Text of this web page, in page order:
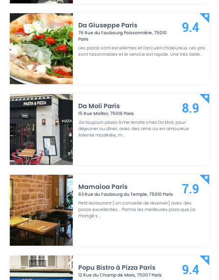
Da Giuseppe Paris
76 Rue du Faubourg Poissonnière,75010
Paris
Les pizzas sont excellentes et l'accueil chaleureux. Les prix
sont raisonnables et le service est rapide. Une très belle...
9.4
Da Moli Paris
15 Rue Molitor,75016Paris
J'ai toujours plaisir à me rendre chez Da Moli, pour
déjeuner ou dîner, avec des amis ou en amoureux.
Attente modérée, m...
8.9
Mamaioa Paris
63 Rue du Faubourg du Temple,75010Paris
Petit restaurant ( on conseille de réserver) avec des
pizzas excellentes... Parmis les meilleures pizza que j'ai
mangé s...
7.9
Popu Bistro à Pizza Paris
12 Rue du Champ de Mars,75007Paris
9.4